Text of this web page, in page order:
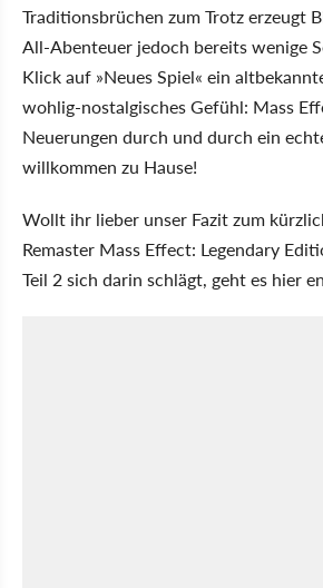
Traditionsbrüchen zum Trotz erzeugt
All-Abenteuer jedoch bereits wenige
Klick auf »Neues Spiel« ein
wohlig-nostalgisches Gefühl: Mass
Neuerungen durch und durch ein
willkommen zu Hause!
Wollt ihr lieber unser Fazit zum
Remaster Mass Effect: Legendary
Teil 2 sich darin schlägt, geht es hier